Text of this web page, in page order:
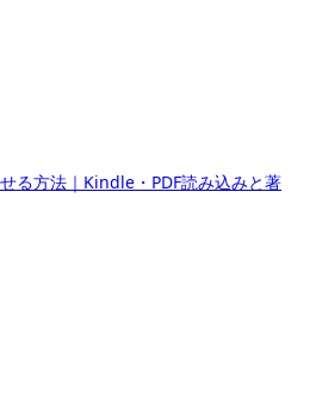
る方法｜Kindle・PDF読み込みと著